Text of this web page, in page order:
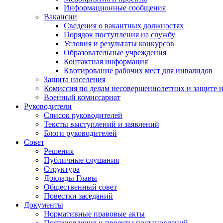
Информационные сообщения
Вакансии
Сведения о вакантных должностях
Порядок поступления на службу
Условия и результаты конкурсов
Образовательные учреждения
Контактная информация
Квотирование рабочих мест для инвалидов
Защита населения
Комиссия по делам несовершеннолетних и защите
Военный комиссариат
Руководители
Список руководителей
Тексты выступлений и заявлений
Блоги руководителей
Совет
Решения
Публичные слушания
Структура
Доклады Главы
Общественный совет
Повестки заседаний
Документы
Нормативные правовые акты